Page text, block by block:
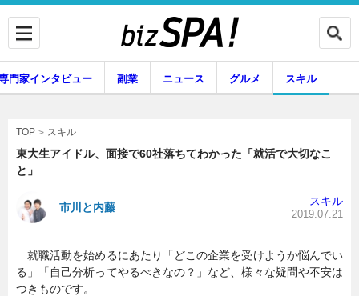
専門家インタビュー
副業 ニュース
門家インタビュー 副業 ニュース グルメ スキル
TOP スキル
東大生アイドル、面接で60社落ちてわかった「就活で大切なこ
と」
市川と内藤 スキル
2019.07.21
就職活動を始めるにあたり「どこの企業を受けようか悩んでい
る」「自己分析ってやるべきなの？」など、様々な疑問や不安は
つきものです。